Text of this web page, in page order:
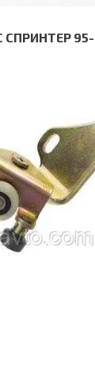
СПРИНТЕР